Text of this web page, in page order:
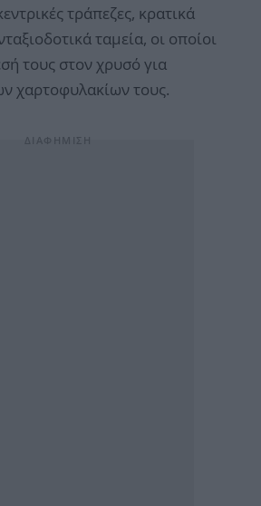
τράπεζες, κρατικά
ταμεία, οι οποίοι
τους στον χρυσό για
χαρτοφυλακίων τους.